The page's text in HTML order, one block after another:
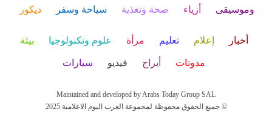
وموسيقى أزياء صحة وتغذية سياحة وسفر ديكور
أخبار إعلام تعليم مرأة علوم وتكنولوجيا بيئة
مدونات أبراج فيديو سيارات
Maintained and developed by Arabs Today Group SAL
جميع الحقوق محفوظة لمجموعة العرب اليوم الاعلامية 2025 ©